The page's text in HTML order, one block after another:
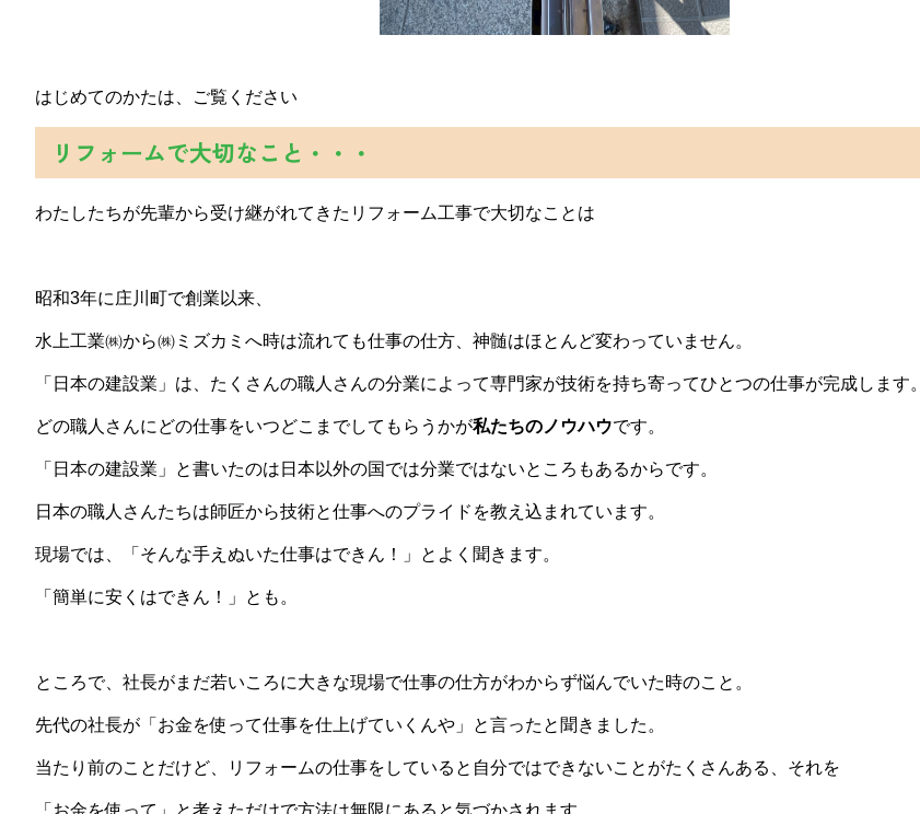
はじめてのかたは、ご覧ください
リフォームで大切なこと・・・
わたしたちが先輩から受け継がれてきたリフォーム工事で大切なことは
昭和3年に庄川町で創業以来、
水上工業㈱から㈱ミズカミへ時は流れても仕事の仕方、神髄はほとんど変わっていません。
「日本の建設業」は、たくさんの職人さんの分業によって専門家が技術を持ち寄ってひとつの仕事が完成します。
どの職人さんにどの仕事をいつどこまでしてもらうかが私たちのノウハウです。
「日本の建設業」と書いたのは日本以外の国では分業ではないところもあるからです。
日本の職人さんたちは師匠から技術と仕事へのプライドを教え込まれています。
現場では、「そんな手えぬいた仕事はできん！」とよく聞きます。
「簡単に安くはできん！」とも。
ところで、社長がまだ若いころに大きな現場で仕事の仕方がわからず悩んでいた時のこと。
先代の社長が「お金を使って仕事を仕上げていくんや」と言ったと聞きました。
当たり前のことだけど、リフォームの仕事をしていると自分ではできないことがたくさんある、それを
「お金を使って」と考えただけで方法は無限にあると気づかされます。